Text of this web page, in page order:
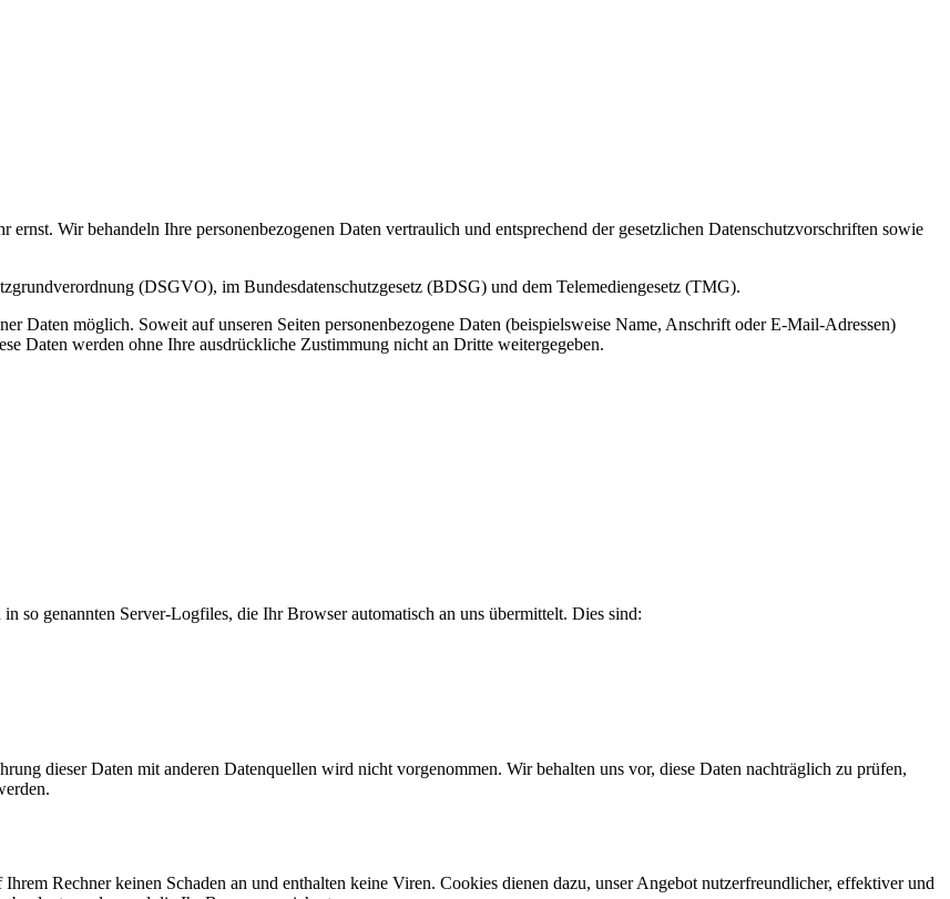
Wir behandeln Ihre personenbezogenen Daten vertraulich und entsprechend der gesetzlichen Datenschutzvorschriften sowie
(DSGVO), im Bundesdatenschutzgesetz (BDSG) und dem Telemediengesetz (TMG).
Daten möglich. Soweit auf unseren Seiten personenbezogene Daten (beispielsweise Name, Anschrift oder E-Mail-Adressen)
Daten werden ohne Ihre ausdrückliche Zustimmung nicht an Dritte weitergegeben.
so genannten Server-Logfiles, die Ihr Browser automatisch an uns übermittelt. Dies sind:
dieser Daten mit anderen Datenquellen wird nicht vorgenommen. Wir behalten uns vor, diese Daten nachträglich zu prüfen,
Rechner keinen Schaden an und enthalten keine Viren. Cookies dienen dazu, unser Angebot nutzerfreundlicher, effektiver und